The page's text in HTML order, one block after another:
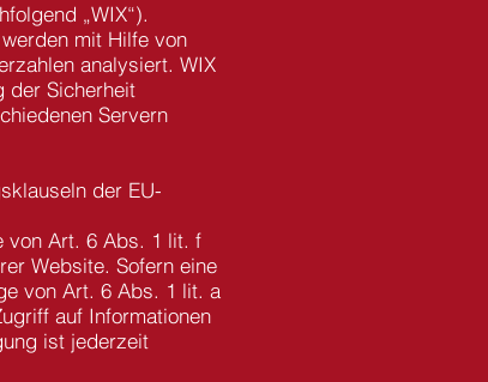
„WIX“).
mit Hilfe von
analysiert. WIX
der Sicherheit
Servern
der EU-
von Art. 6 Abs. 1 lit. f
Website. Sofern eine
von Art. 6 Abs. 1 lit. a
auf Informationen
ist jederzeit